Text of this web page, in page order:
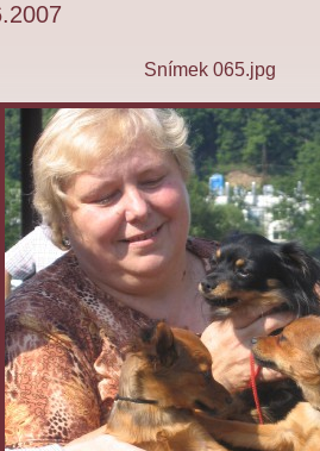
Snímek 065.jpg